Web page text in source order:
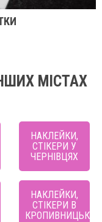
МІСТАХ
НАКЛЕЙКИ,
СТІКЕРИ У
ЧЕРНІВЦЯХ
НАКЛЕЙКИ,
СТІКЕРИ В